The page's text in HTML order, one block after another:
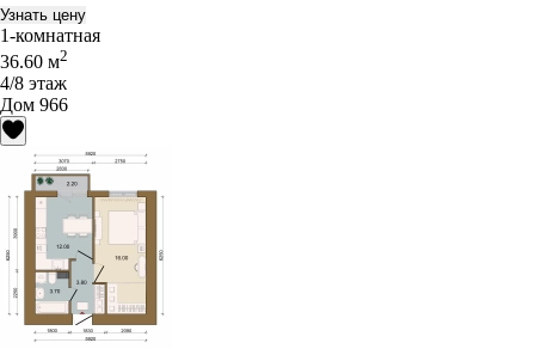
Узнать цену
1-комнатная
36.60 м2
4/8 этаж
Дом 966